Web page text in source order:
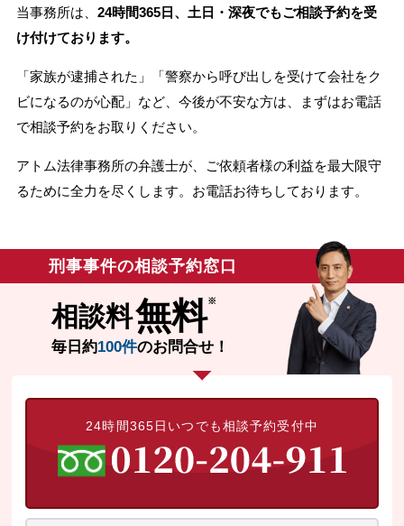
当事務所は、 24時間365日、土日・深夜でもご相談予約を受
け付けております。
「家族が逮捕された」「警察から呼び出しを受けて会社をク
ビになるのが心配」など、今後が不安な方は、まずはお電話
で相談予約をお取りください。
アトム法律事務所の弁護士が、ご依頼者様の利益を最大限守
るために全力を尽くします。お電話お待ちしております。
刑事事件の相談予約窓口
相談料無料
毎日約100件のお問合せ！
24時間365日いつでも相談予約受付中